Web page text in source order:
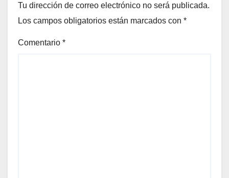
Tu dirección de correo electrónico no será publicada.
Los campos obligatorios están marcados con *
Comentario *